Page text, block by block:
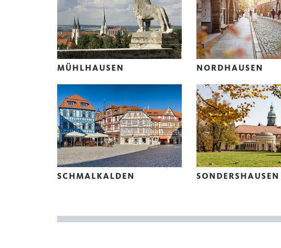
MÜHLHAUSEN NORDHAUSEN
SCHMALKALDEN SONDERSHAUSEN